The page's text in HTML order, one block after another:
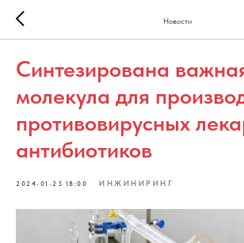
Новости
Синтезирована
молекула для
противовирусных
антибиотиков
2024-01-23 18:00 ИНЖИНИРИНГ